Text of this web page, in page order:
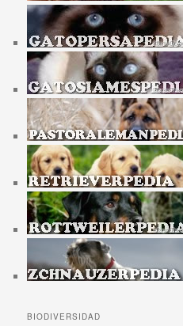
BIODIVERSIDAD